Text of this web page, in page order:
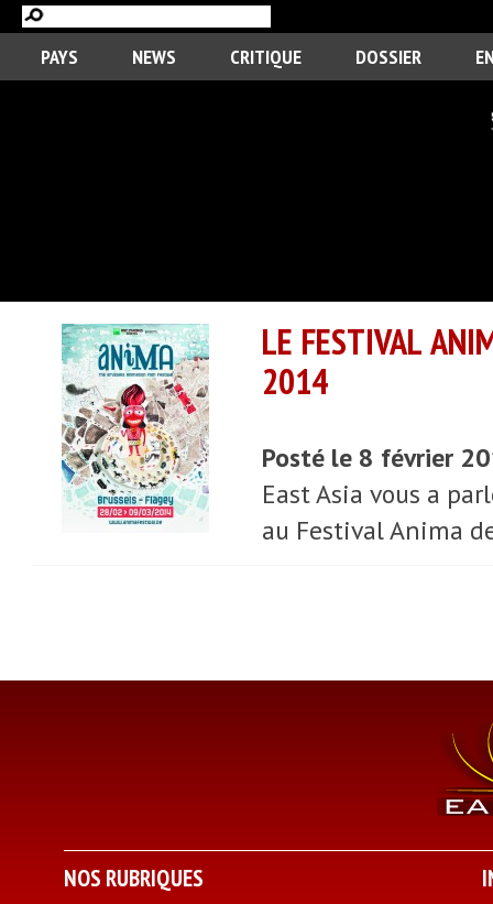
PAYS NEWS CRITIQUE DOSSIER
LE FESTIVAL
2014
Posté le 8 février
East Asia vous a
au Festival Anima
NOS RUBRIQUES